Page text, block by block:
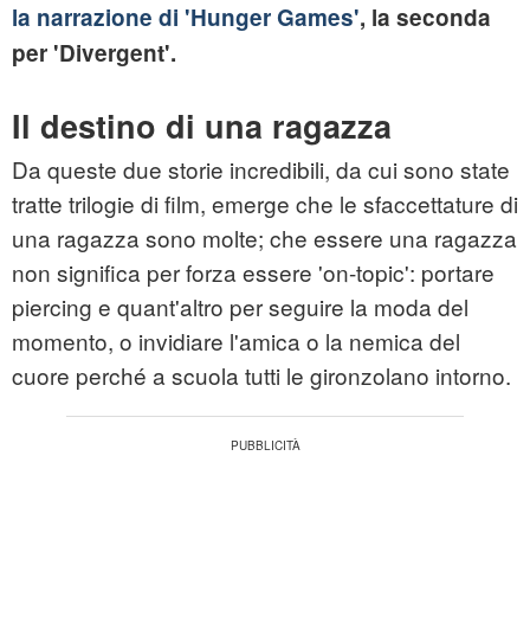
la narrazione di 'Hunger Games', la seconda
per 'Divergent'.
Il destino di una ragazza
Da queste due storie incredibili, da cui sono state
tratte trilogie di film, emerge che le sfaccettature di
una ragazza sono molte; che essere una ragazza
non significa per forza essere 'on-topic': portare
piercing e quant'altro per seguire la moda del
momento, o invidiare l'amica o la nemica del
cuore perché a scuola tutti le gironzolano intorno.